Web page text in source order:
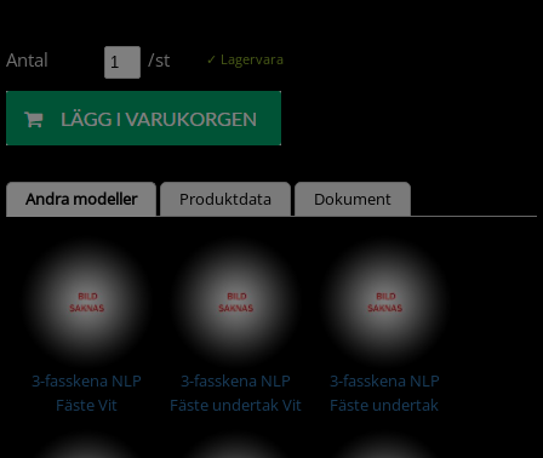
Antal /st ✓ Lagervara
Andra modeller Produktdata Dokument
3-fasskena NLP
Fäste Vit
3-fasskena NLP
Fäste undertak Vit
3-fasskena NLP
Fäste undertak